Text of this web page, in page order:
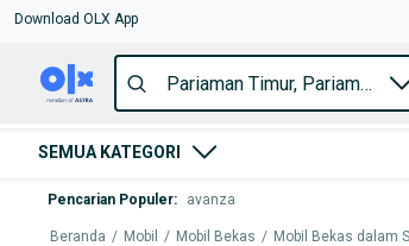
Download OLX App
SEMUA KATEGORI
Pencarian Populer: avanza
Beranda / Mobil / Mobil Bekas / Mobil Bekas dalam